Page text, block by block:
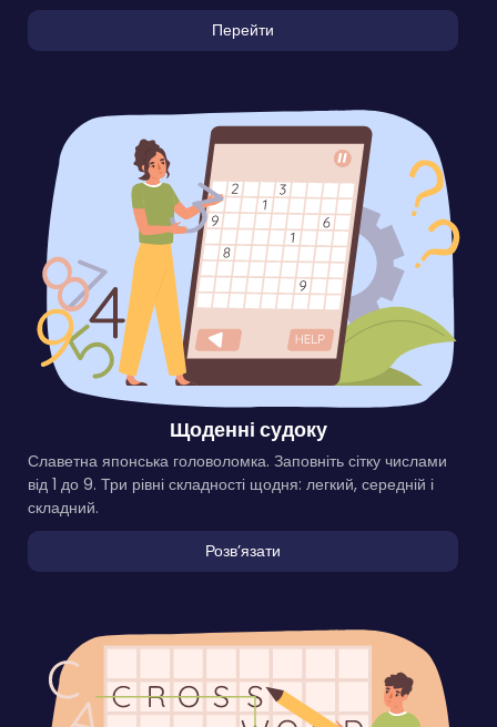
Перейти
Щоденні судоку
Славетна японська головоломка. Заповніть сітку числами
від 1 до 9. Три рівні складності щодня: легкий, середній і
складний.
Розвʼязати